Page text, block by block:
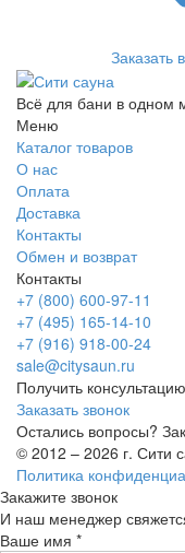
Заказать
Всё для бани в одном
Меню
Каталог товаров
О нас
Оплата
Доставка
Контакты
Обмен и возврат
Контакты
+7 (800) 600-97-11
+7 (495) 165-14-10
+7 (916) 918-00-24
sale@citysaun.ru
Получить консультацию
Заказать звонок
Остались вопросы?
© 2012 – 2026 г. Сити
Политика
Закажите звонок
И наш менеджер
Ваше имя *